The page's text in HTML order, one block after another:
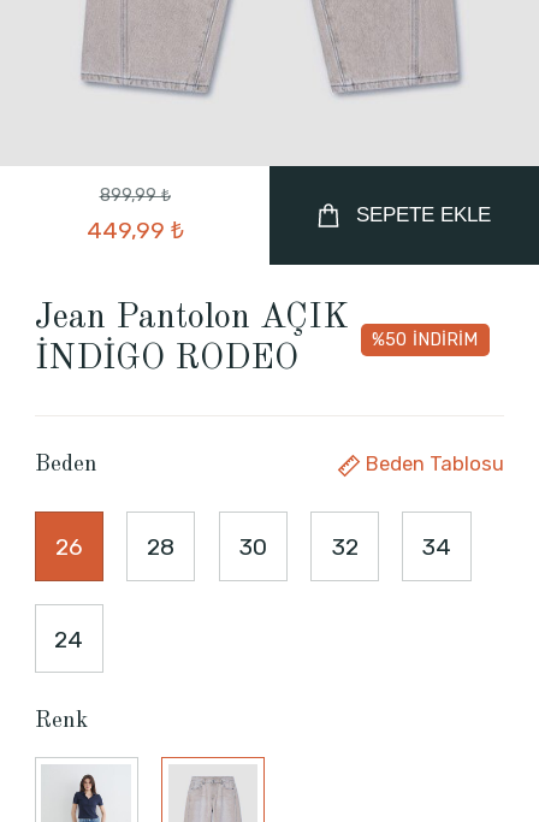
899,99 ₺
449,99 ₺
SEPETE EKLE
Jean Pantolon AÇIK
İNDİGO RODEO
%50 İNDİRİM
Beden Beden Tablosu
26 28 30 32 34
24
Renk